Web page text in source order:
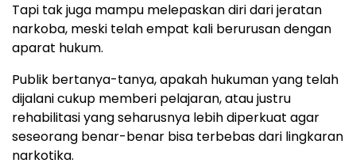
Tapi tak juga mampu melepaskan diri dari jeratan
narkoba, meski telah empat kali berurusan dengan
aparat hukum.
Publik bertanya-tanya, apakah hukuman yang telah
dijalani cukup memberi pelajaran, atau justru
rehabilitasi yang seharusnya lebih diperkuat agar
seseorang benar-benar bisa terbebas dari lingkaran
narkotika.